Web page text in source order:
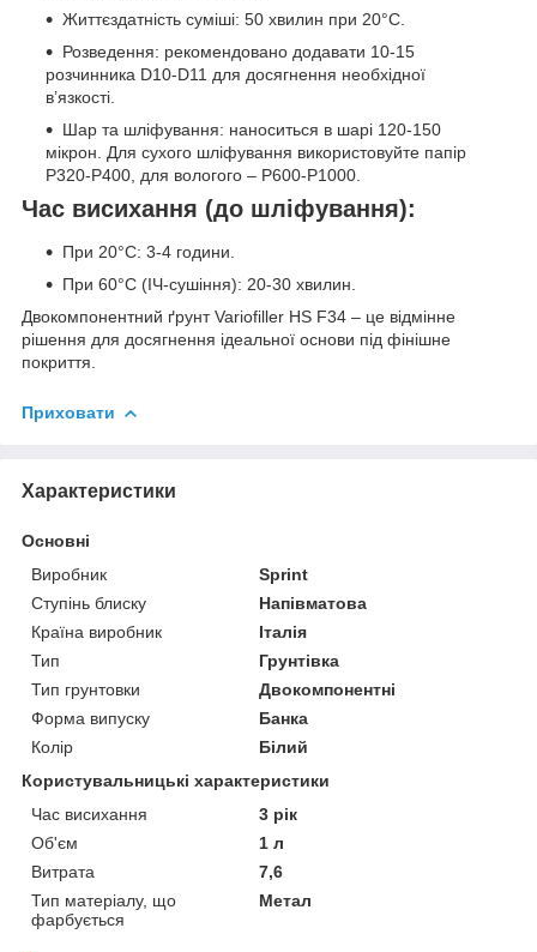
Життєздатність суміші: 50 хвилин при 20°C.
Розведення: рекомендовано додавати 10-15
розчинника D10-D11 для досягнення необхідної
в’язкості.
Шар та шліфування: наноситься в шарі 120-150
мікрон. Для сухого шліфування використовуйте папір
P320-P400, для вологого – P600-P1000.
Час висихання (до шліфування):
При 20°C: 3-4 години.
При 60°C (ІЧ-сушіння): 20-30 хвилин.
Двокомпонентний ґрунт Variofiller HS F34 – це відмінне
рішення для досягнення ідеальної основи під фінішне
покриття.
Приховати
Характеристики
Основні
Виробник
Sprint
Ступінь блиску
Напівматова
Країна виробник
Італія
Тип
Грунтівка
Тип грунтовки
Двокомпонентні
Форма випуску
Банка
Колір
Білий
Користувальницькі характеристики
Час висихання
3 рік
Об'єм
1 л
Витрата
7,6
Тип матеріалу, що
фарбується
Метал